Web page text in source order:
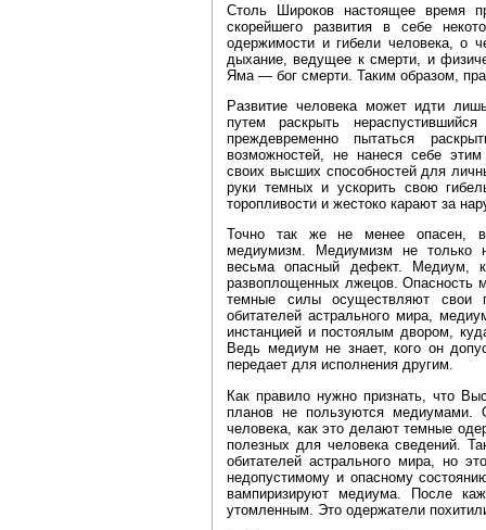
Столь Широков настоящее время
скорейшего развития в себе
одержимости и гибели человека, о
дыхание, ведущее к смерти, и
Яма — бог смерти. Таким образом,
Развитие человека может идти
путем раскрыть
преждевременно пытаться
возможностей, не нанеся себе этим
своих высших способностей для
руки темных и ускорить свою
торопливости и жестоко карают за
Точно так же не менее опасен, в
медиумизм. Медиумизм не только
весьма опасный дефект. Медиум,
развоплощенных лжецов. Опасность
темные силы осуществляют свои
обитателей астрального мира,
инстанцией и постоялым двором,
Ведь медиум не знает, кого он
передает для исполнения другим.
Как правило нужно признать, что
планов не пользуются
человека, как это делают темные
полезных для человека сведений.
обитателей астрального мира, но
недопустимому и опасному
вампиризируют медиума. После
утомленным. Это одержатели